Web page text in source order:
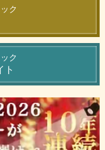
ク
ク
ト